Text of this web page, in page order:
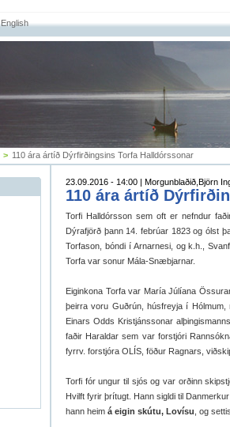
English
> 110 ára ártíð Dýrfirðingsins Torfa Halldórssonar
23.09.2016 - 14:00 | Morgunblaðið,Björn
110 ára ártíð
Torfi Halldórsson sem oft er nefndur
Dýrafjörð þann 14. febrúar 1823 og ólst
Torfason, bóndi í Arnarnesi, og k.h.,
Torfa var sonur Mála-Snæbjarnar.
Eiginkona Torfa var María Júlíana
þeirra voru Guðrún, húsfreyja í Hólmum,
Einars Odds Kristjánssonar
faðir Haraldar sem var forstjóri
fyrrv. forstjóra OLÍS, föður Ragnars,
Torfi fór ungur til sjós og var orðinn
Hvilft fyrir þrítugt. Hann sigldi til
hann heim á eigin skútu, Lovísu , og